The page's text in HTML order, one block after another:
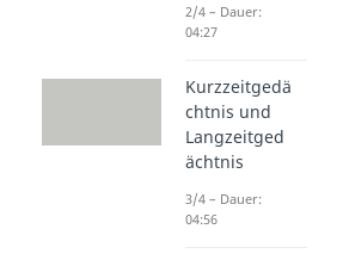
2/4 – Dauer:
04:27
Kurzzeitgedä
chtnis und
Langzeitged
ächtnis
3/4 – Dauer:
04:56